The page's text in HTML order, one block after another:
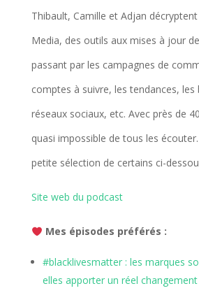
Thibault, Camille et Adjan décryptent
Media, des outils aux mises à jour
passant par les campagnes de
comptes à suivre, les tendances, les
réseaux sociaux, etc. Avec près de
quasi impossible de tous les
petite sélection de certains ci-
Site web du podcast
Mes épisodes préférés :
#blacklivesmatter : les marques
elles apporter un réel changement